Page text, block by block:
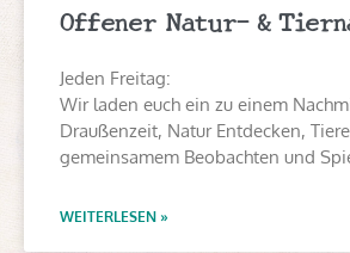
Offener Natur- &
Jeden Freitag:
Wir laden euch ein zu einem
Draußenzeit, Natur Entdecken,
gemeinsamem Beobachten und
WEITERLESEN »